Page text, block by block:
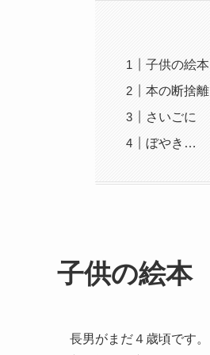
子供の絵本
本の断捨離
さいごに
ぼやき…
子供の絵本
長男がまだ４歳頃です。